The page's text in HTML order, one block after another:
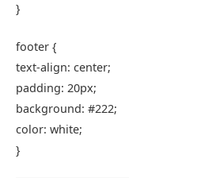
}
footer {
text-align: center;
padding: 20px;
background: #222;
color: white;
}